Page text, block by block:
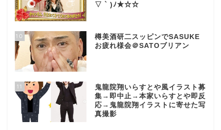
▽ ` )ﾉ★☆☆
10
樽美酒研二スッピンでSASUKE
お疲れ様会＠SATOブリアン
11
鬼龍院翔いらすとや風イラスト募
集→即中止→本家いらすとや即反
応→鬼龍院翔イラストに寄せた写
真撮影